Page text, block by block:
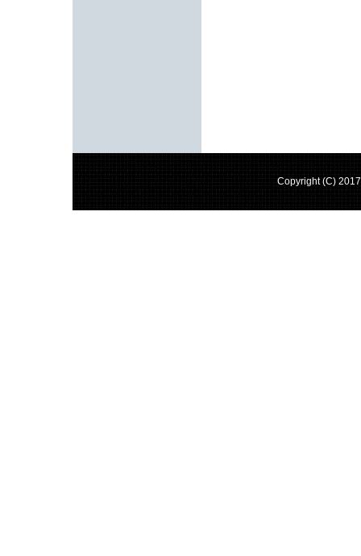
Copyright (C)